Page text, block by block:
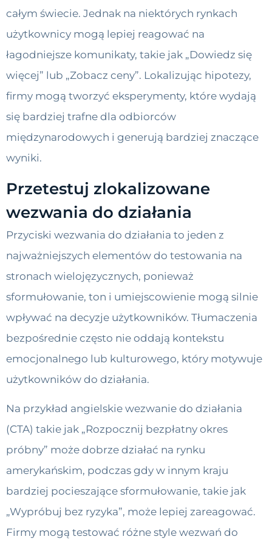
całym świecie. Jednak na niektórych rynkach
użytkownicy mogą lepiej reagować na
łagodniejsze komunikaty, takie jak „Dowiedz się
więcej” lub „Zobacz ceny”. Lokalizując hipotezy,
firmy mogą tworzyć eksperymenty, które wydają
się bardziej trafne dla odbiorców
międzynarodowych i generują bardziej znaczące
wyniki.
Przetestuj zlokalizowane
wezwania do działania
Przyciski wezwania do działania to jeden z
najważniejszych elementów do testowania na
stronach wielojęzycznych, ponieważ
sformułowanie, ton i umiejscowienie mogą silnie
wpływać na decyzje użytkowników. Tłumaczenia
bezpośrednie często nie oddają kontekstu
emocjonalnego lub kulturowego, który motywuje
użytkowników do działania.
Na przykład angielskie wezwanie do działania
(CTA) takie jak „Rozpocznij bezpłatny okres
próbny” może dobrze działać na rynku
amerykańskim, podczas gdy w innym kraju
bardziej pocieszające sformułowanie, takie jak
„Wypróbuj bez ryzyka”, może lepiej zareagować.
Firmy mogą testować różne style wezwań do